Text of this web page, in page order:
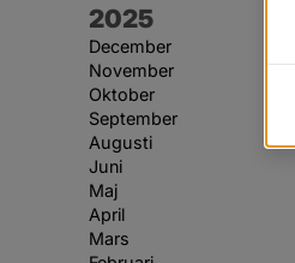
År:
2025
December
November
Oktober
September
Augusti
Juni
Maj
April
Mars